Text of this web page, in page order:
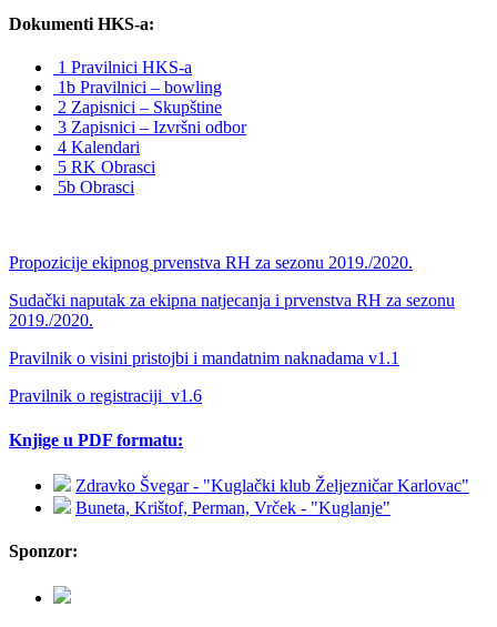
Dokumenti HKS-a:
1 Pravilnici HKS-a
1b Pravilnici – bowling
2 Zapisnici – Skupštine
3 Zapisnici – Izvršni odbor
4 Kalendari
5 RK Obrasci
5b Obrasci
Propozicije ekipnog prvenstva RH za sezonu 2019./2020.
Sudački naputak za ekipna natjecanja i prvenstva RH za sezonu
2019./2020.
Pravilnik o visini pristojbi i mandatnim naknadama v1.1
Pravilnik o registraciji_v1.6
Knjige u PDF formatu:
Zdravko Švegar - "Kuglački klub Željezničar Karlovac"
Buneta, Krištof, Perman, Vrček - "Kuglanje"
Sponzor: